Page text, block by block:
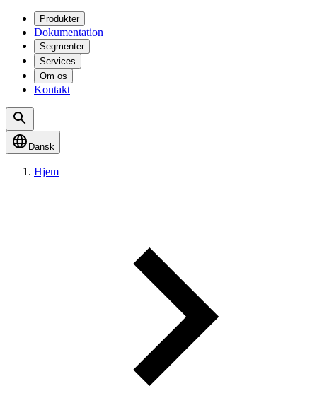
Produkter
Dokumentation
Segmenter
Services
Om os
Kontakt
Dansk
Hjem